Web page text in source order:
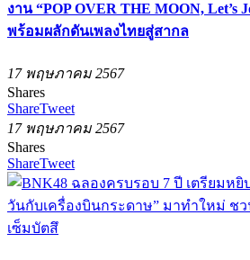
งาน “POP OVER THE MOON, Let’s
พร้อมผลักดันเพลงไทยสู่สากล
17 พฤษภาคม 2567
Shares
ShareTweet
17 พฤษภาคม 2567
Shares
ShareTweet